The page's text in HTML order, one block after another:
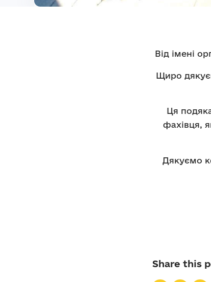
Від імені
Щиро
Ця
фахівця,
Дякуємо
Share this